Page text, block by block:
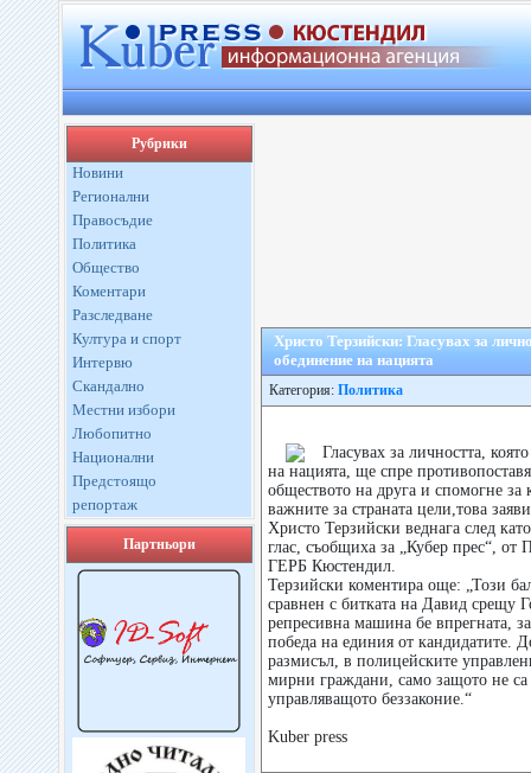
Рубрики
Новини
Регионални
Правосъдие
Политика
Общество
Коментари
Разследване
Култура и спорт
Интервю
Скандално
Местни избори
Любопитно
Национални
Предстоящо
репортаж
Партньори
Христо Терзийски: Гласувах за
обединение на нацията
Категория: Политика
Гласувах за личността,
на нацията, ще спре
обществото на друга и спомогне за
важните за страната цели,това
Христо Терзийски веднага след
глас, съобщиха за „Кубер прес“, от
ГЕРБ Кюстендил.
Терзийски коментира още: „Този
сравнен с битката на Давид срещу
репресивна машина бе впрегната,
победа на единия от кандидатите.
размисъл, в полицейските
мирни граждани, само защото не
управляващото беззаконие.“
Kuber press